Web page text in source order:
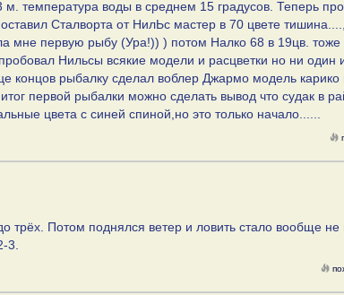
м. температура воды в среднем 15 градусов. Теперь
Сталворта от НилЬс мастер в 70 цвете
мне первую рыбу (Ура!)) ) потом Налко 68 в 19цв. тоже
Нильсы всякие модели и расцветки но ни один
концов рыбалку сделал воблер Джармо модель карико
первой рыбалки можно сделать вывод что судак в
цвета с синей спиной,но это только начало......
трёх. Потом поднялся ветер и ловить стало вообще
3.